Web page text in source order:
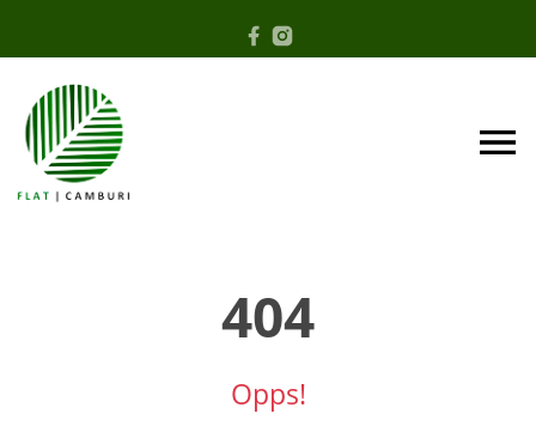
404
Opps!